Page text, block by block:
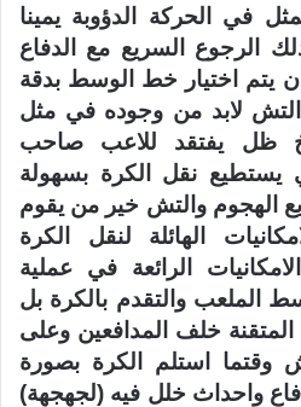
في الحركة الدؤوبة يمينا
الرجوع السريع مع الدفاع
يتم اختيار خط الوسط بدقة
التش لابد من وجوده في مثل
ظل يفتقد للاعب صاحب
يستطيع نقل الكرة بسهولة
الهجوم والتش خير من يقوم
الهائلة لنقل الكرة
الرائعة في عملية
الملعب والتقدم بالكرة بل
خلف المدافعين وعلى
وقتما استلم الكرة بصورة
واحداث خلل فيه (لجهجهة)